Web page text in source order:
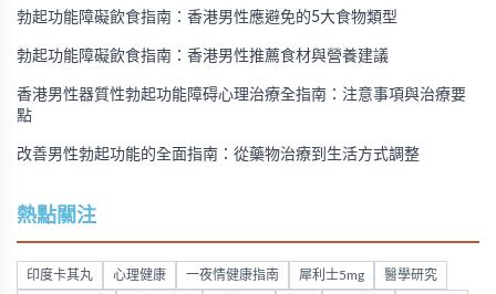
勃起功能障礙飲食指南：香港男性應避免的5大食物類型
勃起功能障礙飲食指南：香港男性推薦食材與營養建議
香港男性器質性勃起功能障碍心理治療全指南：注意事項與治療要
點
改善男性勃起功能的全面指南：從藥物治療到生活方式調整
熱點關注
印度卡其丸 心理健康 一夜情健康指南 犀利士5mg 醫學研究